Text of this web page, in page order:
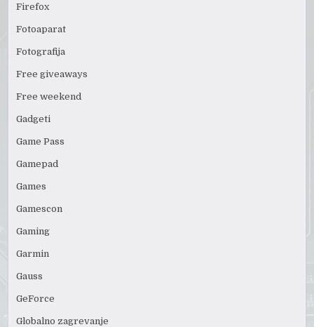
Firefox
Fotoaparat
Fotografija
Free giveaways
Free weekend
Gadgeti
Game Pass
Gamepad
Games
Gamescon
Gaming
Garmin
Gauss
GeForce
Globalno zagrevanje